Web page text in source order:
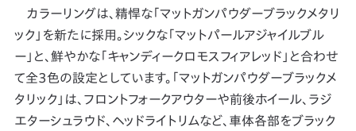
カラーリングは、精悍な「マットガンパウダーブラックメタリ
ック」を新たに採用。シックな「マットパールアジャイルブル
ー」と、鮮やかな「キャンディークロモスフィアレッド」と合わせ
て全3色の設定としています。「マットガンパウダーブラックメ
タリック」は、フロントフォークアウターや前後ホイール、ラジ
エターシュラウド、ヘッドライトリムなど、車体各部をブラック